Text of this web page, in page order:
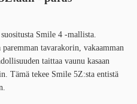
Smile 4 -mallista.
tavarakorin, vakaamman
taittaa vaunu kasaan
Tämä tekee Smile 5Z:sta entistä